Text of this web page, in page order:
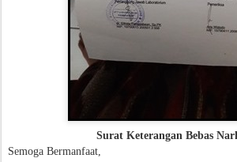
Surat Keterangan Bebas
Semoga Bermanfaat,